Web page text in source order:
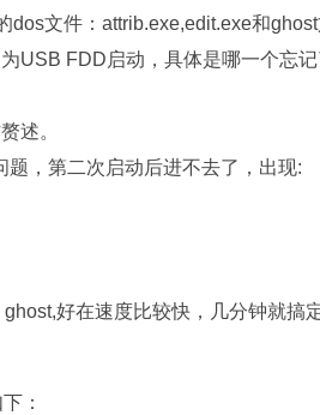
文件：attrib.exe,edit.exe和ghost
USB FDD启动，具体是哪一个忘
述。
，第二次启动后进不去了，出现:
好在速度比较快，几分钟就搞
：